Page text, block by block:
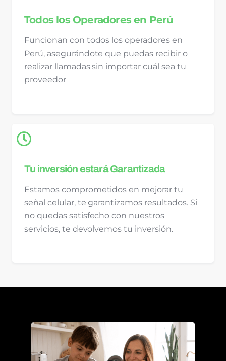
Todos los Operadores en Perú
Funcionan con todos los operadores en
Perú, asegurándote que puedas recibir o
realizar llamadas sin importar cuál sea tu
proveedor
Tu inversión estará Garantizada
Estamos comprometidos en mejorar tu
señal celular, te garantizamos resultados. Si
no quedas satisfecho con nuestros
servicios, te devolvemos tu inversión.